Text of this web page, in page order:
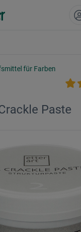
für Farben
Paste